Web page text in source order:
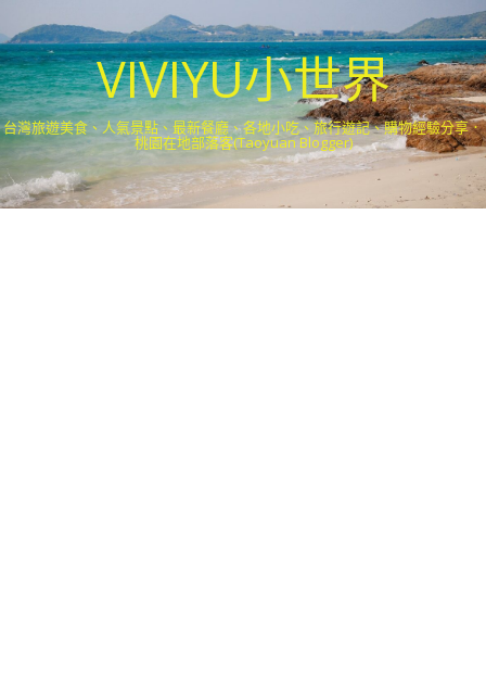
VIVIYU小世界
台灣旅遊美食、人氣景點、最新餐廳、各地小吃、旅行遊記、購物經驗分享．
桃園在地部落客(Taoyuan Blogger)